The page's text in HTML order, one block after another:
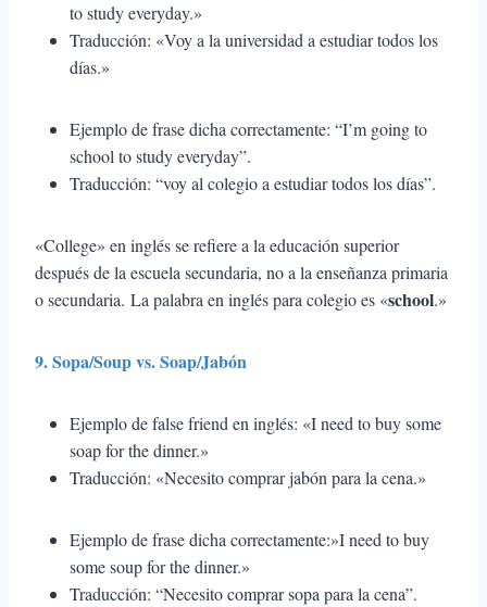
to study everyday.»
Traducción: «Voy a la universidad a estudiar todos los
días.»
Ejemplo de frase dicha correctamente: “I’m going to
school to study everyday”.
Traducción: “voy al colegio a estudiar todos los días”.
«College» en inglés se refiere a la educación superior
después de la escuela secundaria, no a la enseñanza primaria
o secundaria. La palabra en inglés para colegio es «school.»
9. Sopa/Soup vs. Soap/Jabón
Ejemplo de false friend en inglés: «I need to buy some
soap for the dinner.»
Traducción: «Necesito comprar jabón para la cena.»
Ejemplo de frase dicha correctamente:»I need to buy
some soup for the dinner.»
Traducción: “Necesito comprar sopa para la cena”.